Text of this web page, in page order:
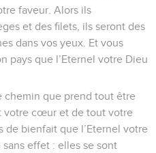
faveur. Alors ils
et des filets, ils seront des
dans vos yeux. Et vous
pays que l’Eternel votre Dieu
chemin que prend tout être
votre cœur et de tout votre
de bienfait que l’Eternel votre
sans effet : elles se sont